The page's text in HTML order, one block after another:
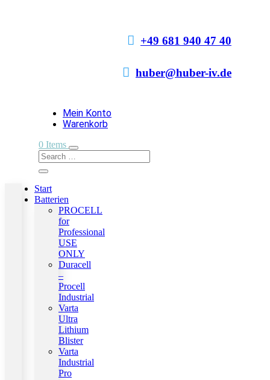
 +49 681 940 47 40
 huber@huber-iv.de
Mein Konto
Warenkorb
0 Items
Start
Batterien
PROCELL
for
Professional
USE
ONLY
Duracell
–
Procell
Industrial
Varta
Ultra
Lithium
Blister
Varta
Industrial
Pro